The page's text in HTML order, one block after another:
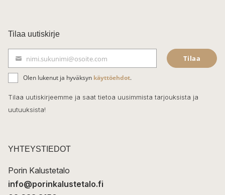
c
e
b
o
o
k
Tilaa uutiskirje
ä
h
k
t
nimi.sukunimi@osoite.com Tilaa
Olen lukenut ja hyväksyn käyttöehdot.
Tilaa uutiskirjeemme ja saat tietoa uusimmista tarjouksista ja
uutuuksista!
YHTEYSTIEDOT
Porin Kalustetalo
info@porinkalustetalo.fi